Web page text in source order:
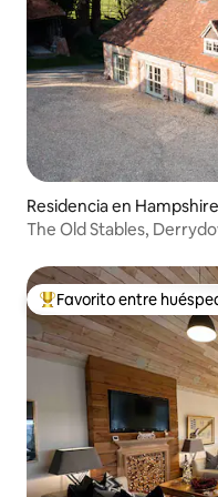
Residencia en Hampshire
The Old Stables,
De los mejores en
Favorito entre